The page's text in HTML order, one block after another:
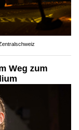
Weg zum